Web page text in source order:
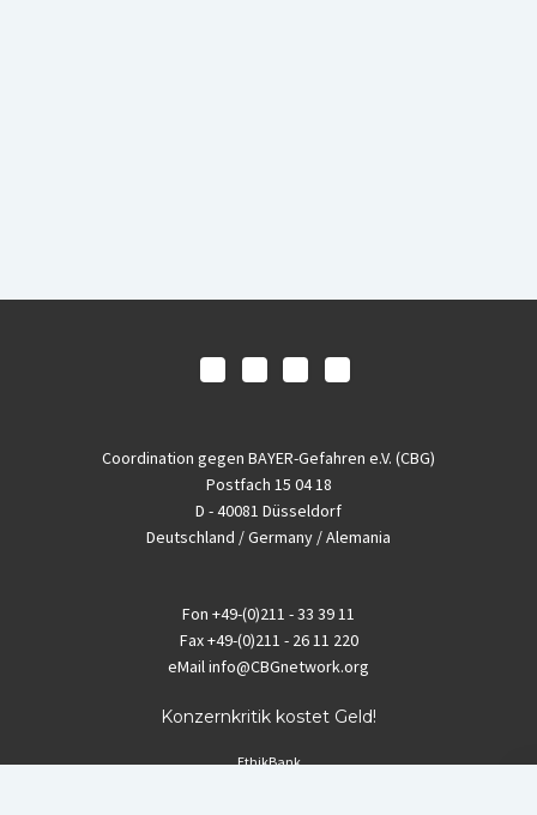
Coordination gegen BAYER-Gefahren e.V. (CBG)
Postfach 15 04 18
D - 40081 Düsseldorf
Deutschland / Germany / Alemania
Fon +49-(0)211 - 33 39 11
Fax+49-(0)211 - 26 11 220
eMailinfo@CBGnetwork.org
Konzernkritik kostet Geld!
EthikBank